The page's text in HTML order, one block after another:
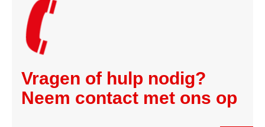
Vragen of hulp nodig?
Neem contact met ons op